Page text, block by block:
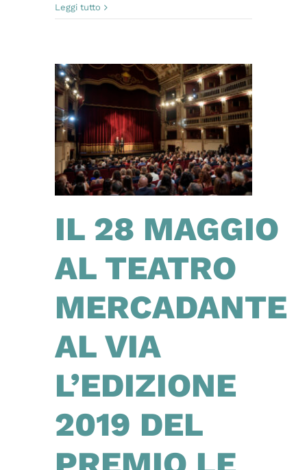
Leggi tutto
IL 28 MAGGIO
AL TEATRO
MERCADANTE
AL VIA
L’EDIZIONE
2019 DEL